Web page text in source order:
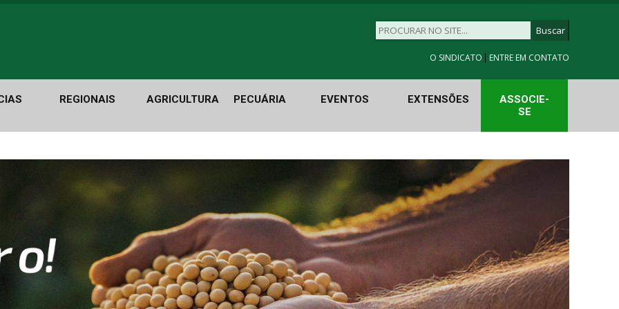
O SINDICATO | ENTRE EM CONTATO
REGIONAIS AGRICULTURA PECUÁRIA EVENTOS EXTENSÕES
ASSOCIE-
SE